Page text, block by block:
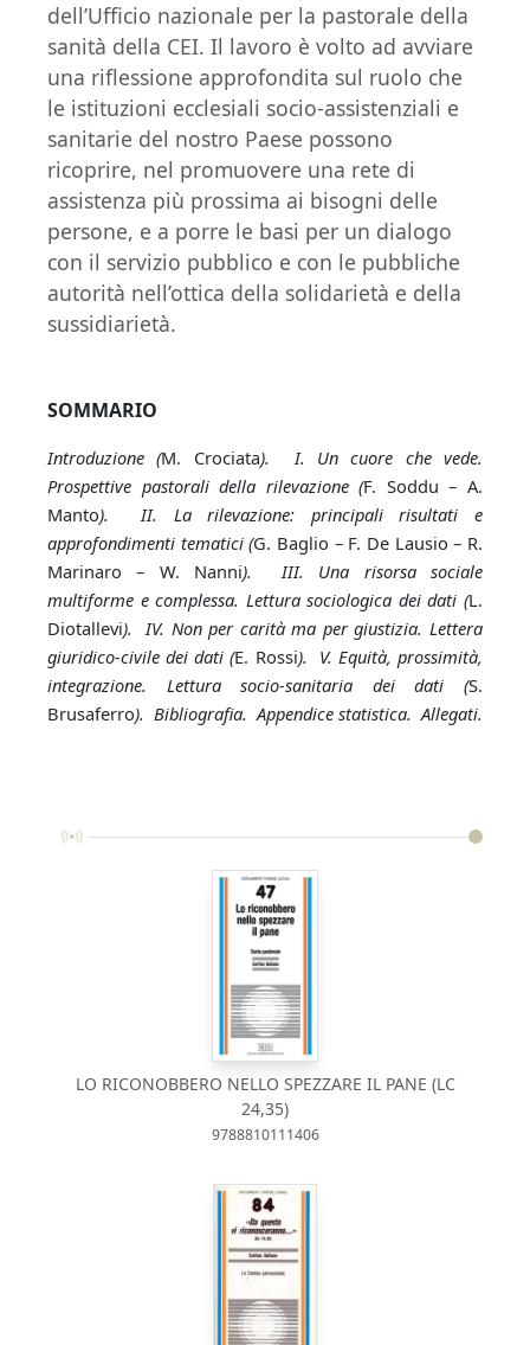
dell’Ufficio nazionale per la pastorale della
sanità della CEI. Il lavoro è volto ad avviare
una riflessione approfondita sul ruolo che
le istituzioni ecclesiali socio-assistenziali e
sanitarie del nostro Paese possono
ricoprire, nel promuovere una rete di
assistenza più prossima ai bisogni delle
persone, e a porre le basi per un dialogo
con il servizio pubblico e con le pubbliche
autorità nell’ottica della solidarietà e della
sussidiarietà.
SOMMARIO
Introduzione (M. Crociata). I. Un cuore che vede.
Prospettive pastorali della rilevazione (F. Soddu – A.
Manto). II. La rilevazione: principali risultati e
approfondimenti tematici (G. Baglio – F. De Lausio – R.
Marinaro – W. Nanni). III. Una risorsa sociale
multiforme e complessa. Lettura sociologica dei dati (L.
Diotallevi). IV. Non per carità ma per giustizia. Lettera
giuridico-civile dei dati (E. Rossi). V. Equità, prossimità,
integrazione. Lettura socio-sanitaria dei dati (S.
Brusaferro). Bibliografia. Appendice statistica. Allegati.
LO RICONOBBERO NELLO SPEZZARE IL PANE (LC
24,35)
9788810111406